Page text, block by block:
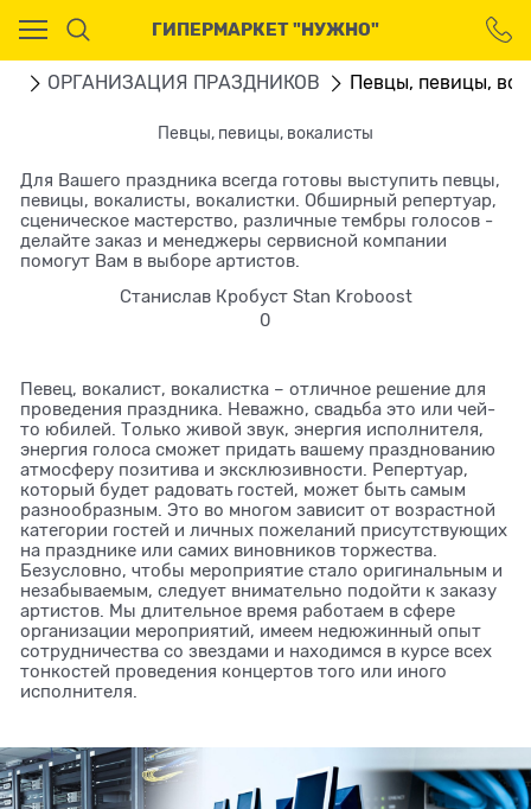
ГИПЕРМАРКЕТ "НУЖНО"
ОРГАНИЗАЦИЯ ПРАЗДНИКОВ Певцы, певицы,
Певцы, певицы, вокалисты
Для Вашего праздника всегда готовы выступить певцы,
певицы, вокалисты, вокалистки. Обширный репертуар,
сценическое мастерство, различные тембры голосов -
делайте заказ и менеджеры сервисной компании
помогут Вам в выборе артистов.
Станислав Кробуст Stan Kroboost
0
Певец, вокалист, вокалистка – отличное решение для
проведения праздника. Неважно, свадьба это или чей-
то юбилей. Только живой звук, энергия исполнителя,
энергия голоса сможет придать вашему празднованию
атмосферу позитива и эксклюзивности. Репертуар,
который будет радовать гостей, может быть самым
разнообразным. Это во многом зависит от возрастной
категории гостей и личных пожеланий присутствующих
на празднике или самих виновников торжества.
Безусловно, чтобы мероприятие стало оригинальным и
незабываемым, следует внимательно подойти к заказу
артистов. Мы длительное время работаем в сфере
организации мероприятий, имеем недюжинный опыт
сотрудничества со звездами и находимся в курсе всех
тонкостей проведения концертов того или иного
исполнителя.
Ваш город - Москва,
угадали?
ДА НЕТ